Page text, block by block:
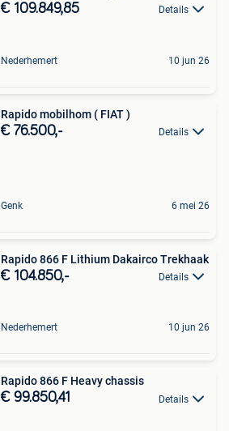
€ 109.849,85 Details
Nederhemert 10 jun 26
Rapido mobilhom ( FIAT )
€ 76.500,- Details
Genk 6 mei 26
Rapido 866 F Lithium Dakairco Trekhaak
€ 104.850,- Details
Nederhemert 10 jun 26
Rapido 866 F Heavy chassis
€ 99.850,41 Details